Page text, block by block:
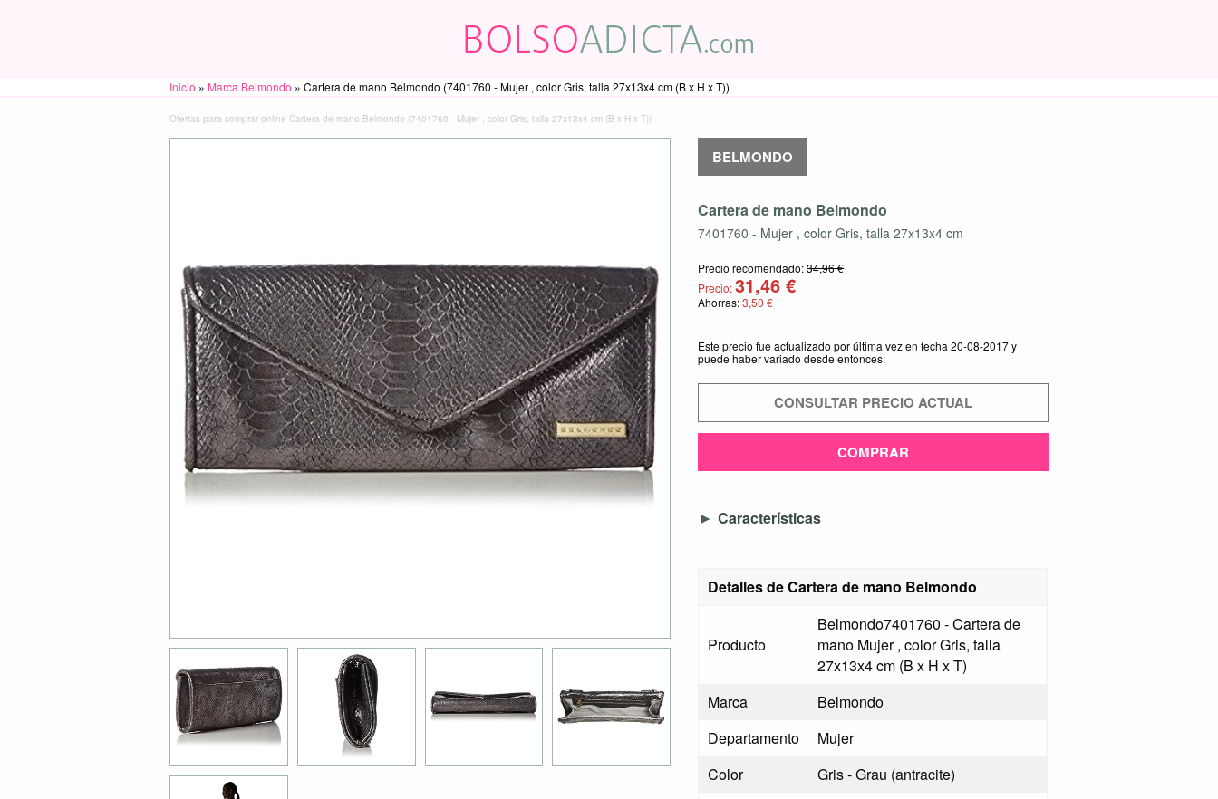
Inicio » Marca Belmondo » Cartera de mano Belmondo (7401760 - Mujer , color Gris, talla 27x13x4 cm (B x H x T))
Ofertas para comprar online Cartera de mano Belmondo (7401760 - Mujer , color Gris, talla 27x13x4 cm (B x H x T))
BELMONDO
Cartera de mano Belmondo
7401760 - Mujer , color Gris, talla 27x13x4 cm
Precio recomendado:34,96 €
Precio:31,46 €
Ahorras:3,50 €
Este precio fue actualizado por última vez en fecha 20-08-2017 y
puede haber variado desde entonces:
CONSULTAR PRECIO ACTUAL
COMPRAR
Características
Detalles de Cartera de mano Belmondo
Producto
Belmondo7401760 - Cartera de
mano Mujer , color Gris, talla
27x13x4 cm (B x H x T)
Marca
Belmondo
Departamento
Mujer
Color
Gris - Grau (antracite)